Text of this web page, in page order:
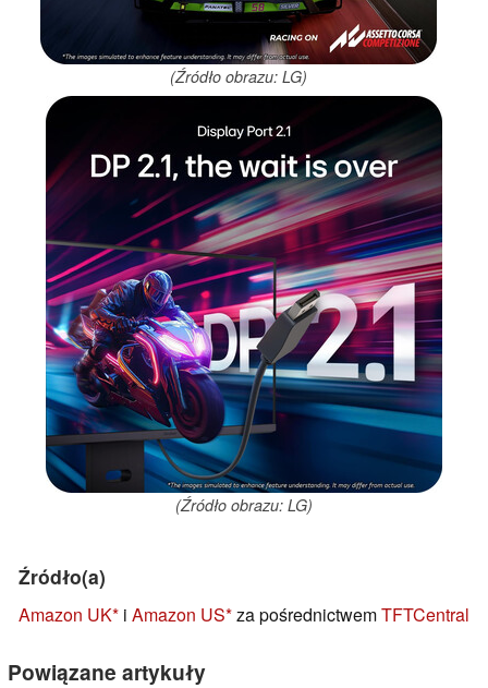
(Źródło obrazu: LG)
(Źródło obrazu: LG)
Źródło(a)
Amazon UK i Amazon US za pośrednictwemTFTCentral
Powiązane artykuły